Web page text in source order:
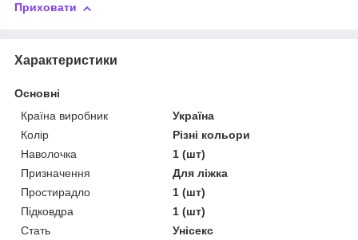
Приховати
Характеристики
Основні
Країна виробник
Україна
Колір
Різні кольори
Наволочка
1 (шт)
Призначення
Для ліжка
Простирадло
1 (шт)
Підковдра
1 (шт)
Стать
Унісекс